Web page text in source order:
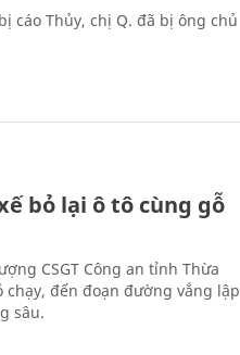
cáo Thủy, chị Q. đã bị ông chủ
bỏ lại ô tô cùng gỗ
CSGT Công an tỉnh Thừa
đến đoạn đường vắng lập
sâu.